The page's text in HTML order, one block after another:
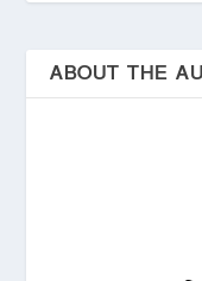
ABOUT THE